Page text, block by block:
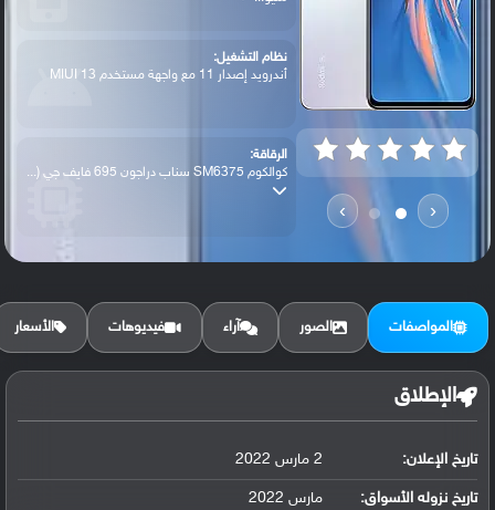
‹
›
نظام التشغيل:
أندرويد إصدار 11 مع واجهة مستخدم MIUI 13
الرقاقة:
كوالكوم SM6375 سناب دراجون 695 فايف جي (...
الرام / التخزين:
البطارية:
ليثيوم بوليمر سعة 5000 مللي أمبير, غير ق...
المواصفات الصور آراء فيديوهات الأسعار
الإطلاق
تاريخ الإعلان: 2 مارس 2022
تاريخ نزوله الأسواق: مارس 2022